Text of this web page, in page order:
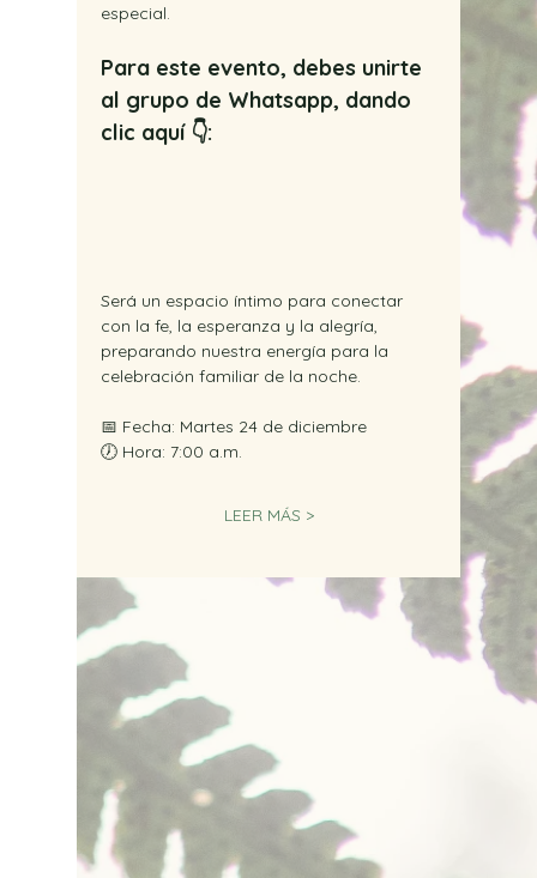
especial.
Para este evento, debes unirte
al grupo de Whatsapp, dando
clic aquí 👇:
Será un espacio íntimo para conectar
con la fe, la esperanza y la alegría,
preparando nuestra energía para la
celebración familiar de la noche.
📅 Fecha: Martes 24 de diciembre
🕖 Hora: 7:00 a.m.
LEER MÁS >